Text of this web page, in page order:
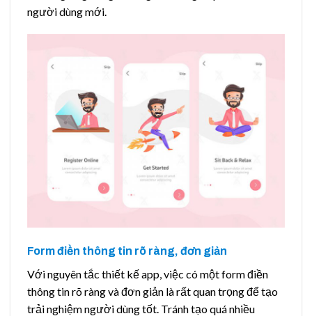
người dùng mới.
Form điền thông tin rõ ràng, đơn giản
Với nguyên tắc thiết kế app, việc có một form điền
thông tin rõ ràng và đơn giản là rất quan trọng để tạo
trải nghiệm người dùng tốt. Tránh tạo quá nhiều